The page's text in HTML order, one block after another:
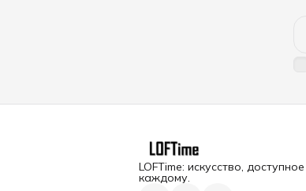
LOFTime: искусство, доступное
каждому.